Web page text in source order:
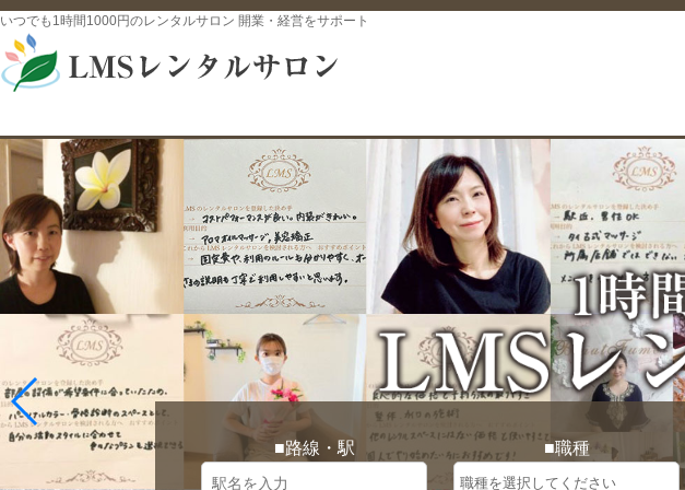
いつでも1時間1000円のレンタルサロン 開業・経営をサポート
■路線・駅 ■職種